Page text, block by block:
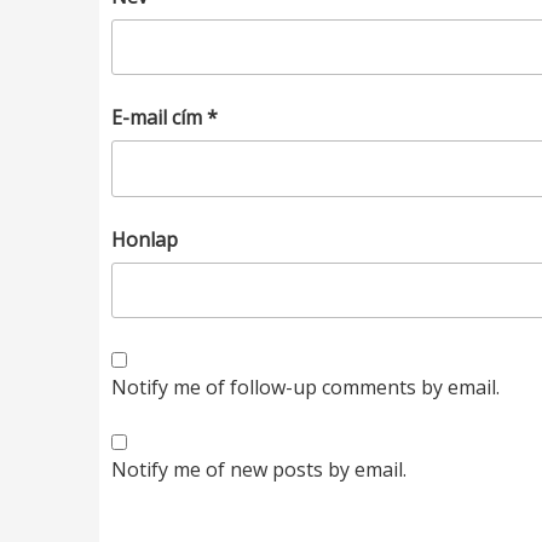
E-mail cím*
Honlap
Notify me of follow-up comments by email.
Notify me of new posts by email.